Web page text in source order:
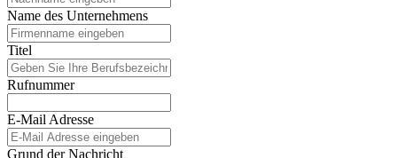
Name des Unternehmens
Titel
Rufnummer
E-Mail Adresse
Grund der Nachricht